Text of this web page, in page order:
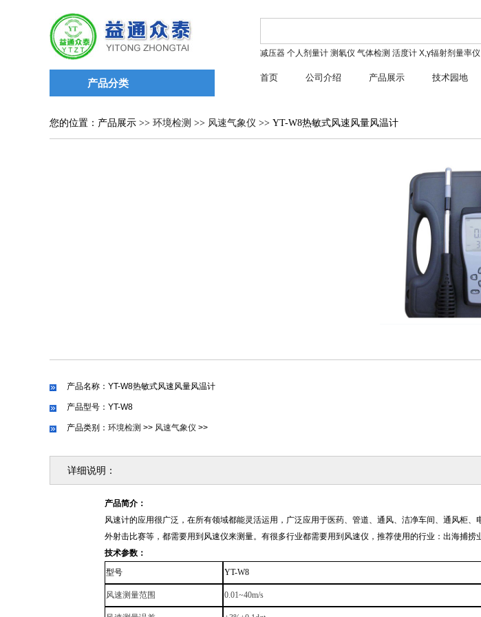
产品分类
减压器 个人剂量计 测氡仪 气体检测 活度计 X,γ辐射剂量率仪
首页 公司介绍 产品展示 技术园地
您的位置：产品展示 >> 环境检测 >> 风速气象仪 >> YT-W8热敏式风速风量风温计
产品名称：YT-W8热敏式风速风量风温计
产品型号：YT-W8
产品类别： 环境检测 >> 风速气象仪 >>
详细说明：
产品简介：
风速计的应用很广泛，在所有领域都能灵活运用，广泛应用于医药、管道、通风、洁净车间、通风柜
外射击比赛等，都需要用到风速仪来测量。有很多行业都需要用到风速仪，推荐使用的行业：出海捕捞
技术参数：
型号 YT-W8
风速测量范围 0.01~40m/s